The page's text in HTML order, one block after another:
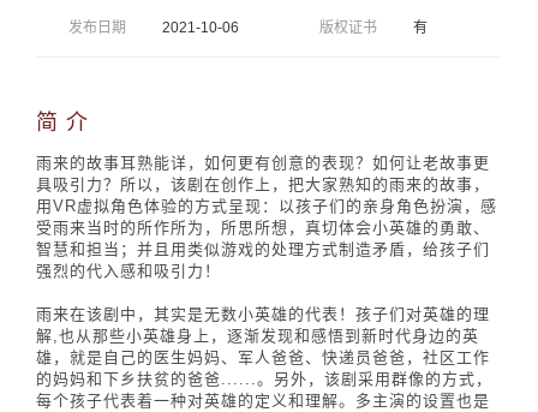
发布日期 2021-10-06 版权证书 有
简 介
雨来的故事耳熟能详，如何更有创意的表现？如何让老故事更
具吸引力？所以，该剧在创作上，把大家熟知的雨来的故事，
用VR虚拟角色体验的方式呈现：以孩子们的亲身角色扮演，感
受雨来当时的所作所为，所思所想，真切体会小英雄的勇敢、
智慧和担当；并且用类似游戏的处理方式制造矛盾，给孩子们
强烈的代入感和吸引力！
雨来在该剧中，其实是无数小英雄的代表！孩子们对英雄的理
解,也从那些小英雄身上，逐渐发现和感悟到新时代身边的英
雄，就是自己的医生妈妈、军人爸爸、快递员爸爸，社区工作
的妈妈和下乡扶贫的爸爸......。另外，该剧采用群像的方式，
每个孩子代表着一种对英雄的定义和理解。多主演的设置也是